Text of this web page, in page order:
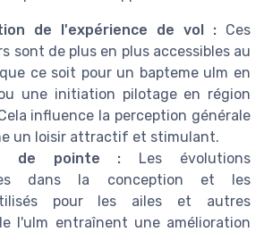
de l'expérience de vol : Ces
sont de plus en plus accessibles au
ce soit pour un bapteme ulm en
une initiation pilotage en région
influence la perception générale
un loisir attractif et stimulant.
de pointe : Les évolutions
dans la conception et les
pour les ailes et autres
l'ulm entraînent une amélioration